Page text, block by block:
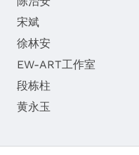
宋斌
徐林安
EW-ART工作室
段栋柱
黄永玉